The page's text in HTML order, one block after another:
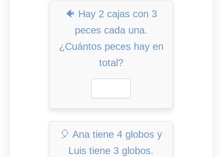
🐠 Hay 2 cajas con 3
peces cada una.
¿Cuántos peces hay en
total?
🎈 Ana tiene 4 globos y
Luis tiene 3 globos.